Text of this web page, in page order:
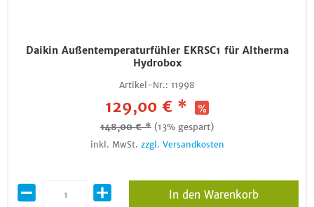
Daikin Außentemperaturfühler EKRSC1 für Altherma
Hydrobox
Artikel-Nr.: 11998
129,00 € *
148,00 € * (13% gespart)
inkl. MwSt. zzgl. Versandkosten
In den Warenkorb